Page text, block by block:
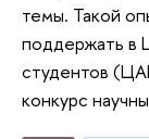
темы. Такой
поддержать в
студентов
конкурс